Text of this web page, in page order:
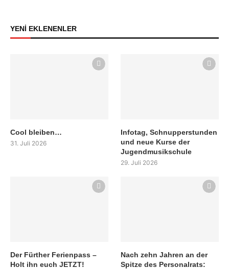
YENİ EKLENENLER
Cool bleiben…
31. Juli 2026
Infotag, Schnupperstunden
und neue Kurse der
Jugendmusikschule
29. Juli 2026
Der Fürther Ferienpass –
Holt ihn euch JETZT!
Nach zehn Jahren an der
Spitze des Personalrats: